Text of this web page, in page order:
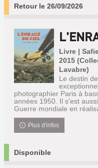
Retour le 26/09/2026
Livre |
2015
Lavabre)
Le destin
photographier Paris à
années 1950. Il s'est
Guerre mondiale en
Plus d'infos
Disponible